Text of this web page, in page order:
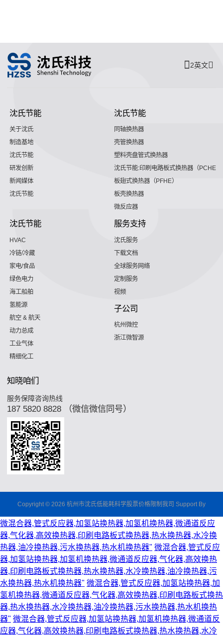
2英文
沈氏节能
关于沈氏
制造基地
沈氏节能
研发创新
新闻媒体
沈氏节能
沈氏节能
同轴换热器
壳管换热器
塑料壳盘管式换热器
沈氏节能:印刷电路板式换热器（PCHE）
板翅式换热器（PFHE）
板壳换热器
微反应器
沈氏节能
HVAC
冷链/冷藏
家电/食品
绿色电力
海工船舶
氢能源
航空 & 航天
动力总成
工业气体
精细化工
服务支持
沈氏服务
下载文档
全球服务网络
定制服务
视频
子公司
杭州微控
浙江微智源
知晓咱们
服务保障咨询热线
187 5820 8828 （微信微信同号）
Copyright © 2026 杭州市沈氏低能耗科学股票价格限制我司 Support By
微混合器,管式反应器,加氢站换热器,加氢机换热器,微通道反应
器,气化器,高效换热器,印刷电路板式换热器,热水换热器,水冷换
热器,油冷换热器,污水换热器,热水机换热器" 微混合器,管式反应
器,加氢站换热器,加氢机换热器,微通道反应器,气化器,高效换热
器,印刷电路板式换热器,热水换热器,水冷换热器,油冷换热器,污
水换热器,热水机换热器" 微混合器,管式反应器,加氢站换热器,加
氢机换热器,微通道反应器,气化器,高效换热器,印刷电路板式换热
器,热水换热器,水冷换热器,油冷换热器,污水换热器,热水机换热
器" 微混合器,管式反应器,加氢站换热器,加氢机换热器,微通道反
应器,气化器,高效换热器,印刷电路板式换热器,热水换热器,水冷